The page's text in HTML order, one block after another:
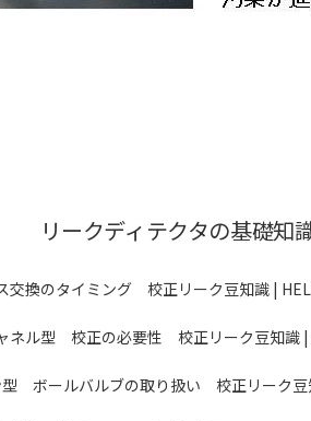
リークディテクタの基礎知
交換のタイミング 校正リーク豆知識 |
ネル型 校正の必要性 校正リーク豆知識
ボールバルブの取り扱い 校正リーク